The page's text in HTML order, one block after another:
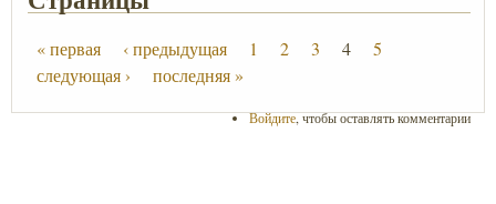
« первая ‹ предыдущая 1 2 3 4
5
следующая ›
последняя »
Войдите, чтобы оставлять комментарии